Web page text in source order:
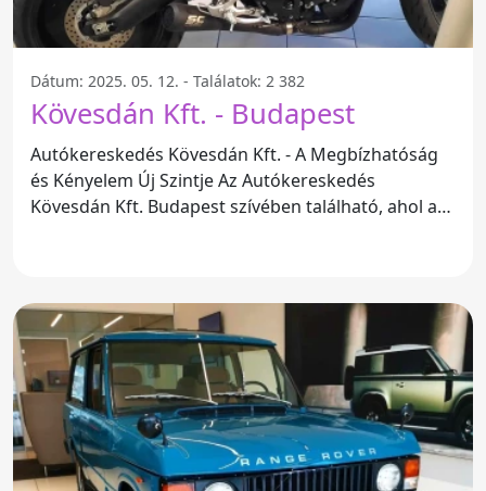
Dátum: 2025. 05. 12. - Találatok: 2 382
Kövesdán Kft. - Budapest
Autókereskedés Kövesdán Kft. - A Megbízhatóság
és Kényelem Új Szintje Az Autókereskedés
Kövesdán Kft. Budapest szívében található, ahol a